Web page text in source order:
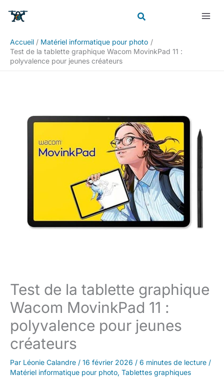
Accueil
Matériel informatique pour photo
Test de la tablette graphique Wacom MovinkPad 11 :
polyvalence pour jeunes créateurs
Test de la tablette graphique
Wacom MovinkPad 11 :
polyvalence pour jeunes
créateurs
Par Léonie Calandre / 16 février 2026 / 6 minutes de lecture /
Matériel informatique pour photo, Tablettes graphiques